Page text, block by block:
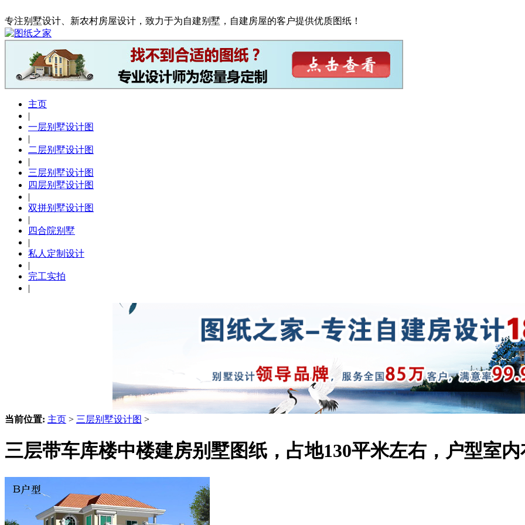
专注别墅设计、新农村房屋设计，致力于为自建别墅，自建房屋的客户提供优质图纸！
主页
|
一层别墅设计图
|
二层别墅设计图
|
三层别墅设计图
四层别墅设计图
|
双拼别墅设计图
|
四合院别墅
|
私人定制设计
|
完工实拍
|
当前位置: 主页 > 三层别墅设计图 >
三层带车库楼中楼建房别墅图纸，占地130平米左右，户型室